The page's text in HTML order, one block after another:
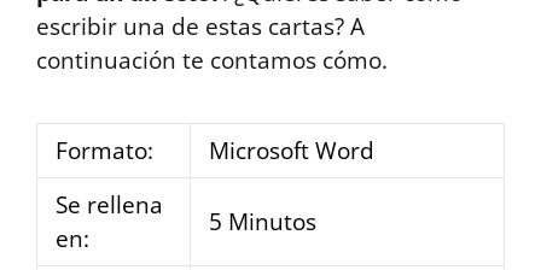
escribir una de estas cartas? A
continuación te contamos cómo.
Formato:
Microsoft Word
Se rellena
en:
5 Minutos